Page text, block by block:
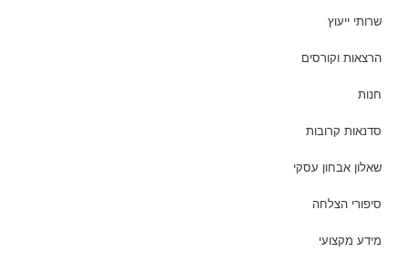
שרותי ייעוץ
הרצאות וקורסים
חנות
סדנאות קרובות
שאלון אבחון עסקי
סיפורי הצלחה
מידע מקצועי